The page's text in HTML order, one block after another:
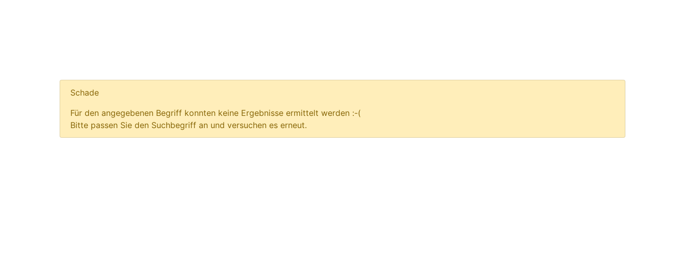
Schade
Für den angegebenen Begriff konnten keine Ergebnisse ermittelt werden :-(
Bitte passen Sie den Suchbegriff an und versuchen es erneut.